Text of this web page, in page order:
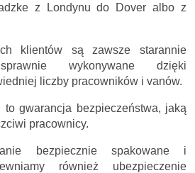
z Londynu do Dover albo z
klientów są zawsze starannie
wykonywane dzięki
liczby pracowników i vanów.
to gwarancja bezpieczeństwa, jaką
pracownicy.
bezpiecznie spakowane i
również ubezpieczenie